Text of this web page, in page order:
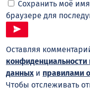
Сохранить моё
браузере для
Оставляя
данных и правилами
Чтобы отслеживать